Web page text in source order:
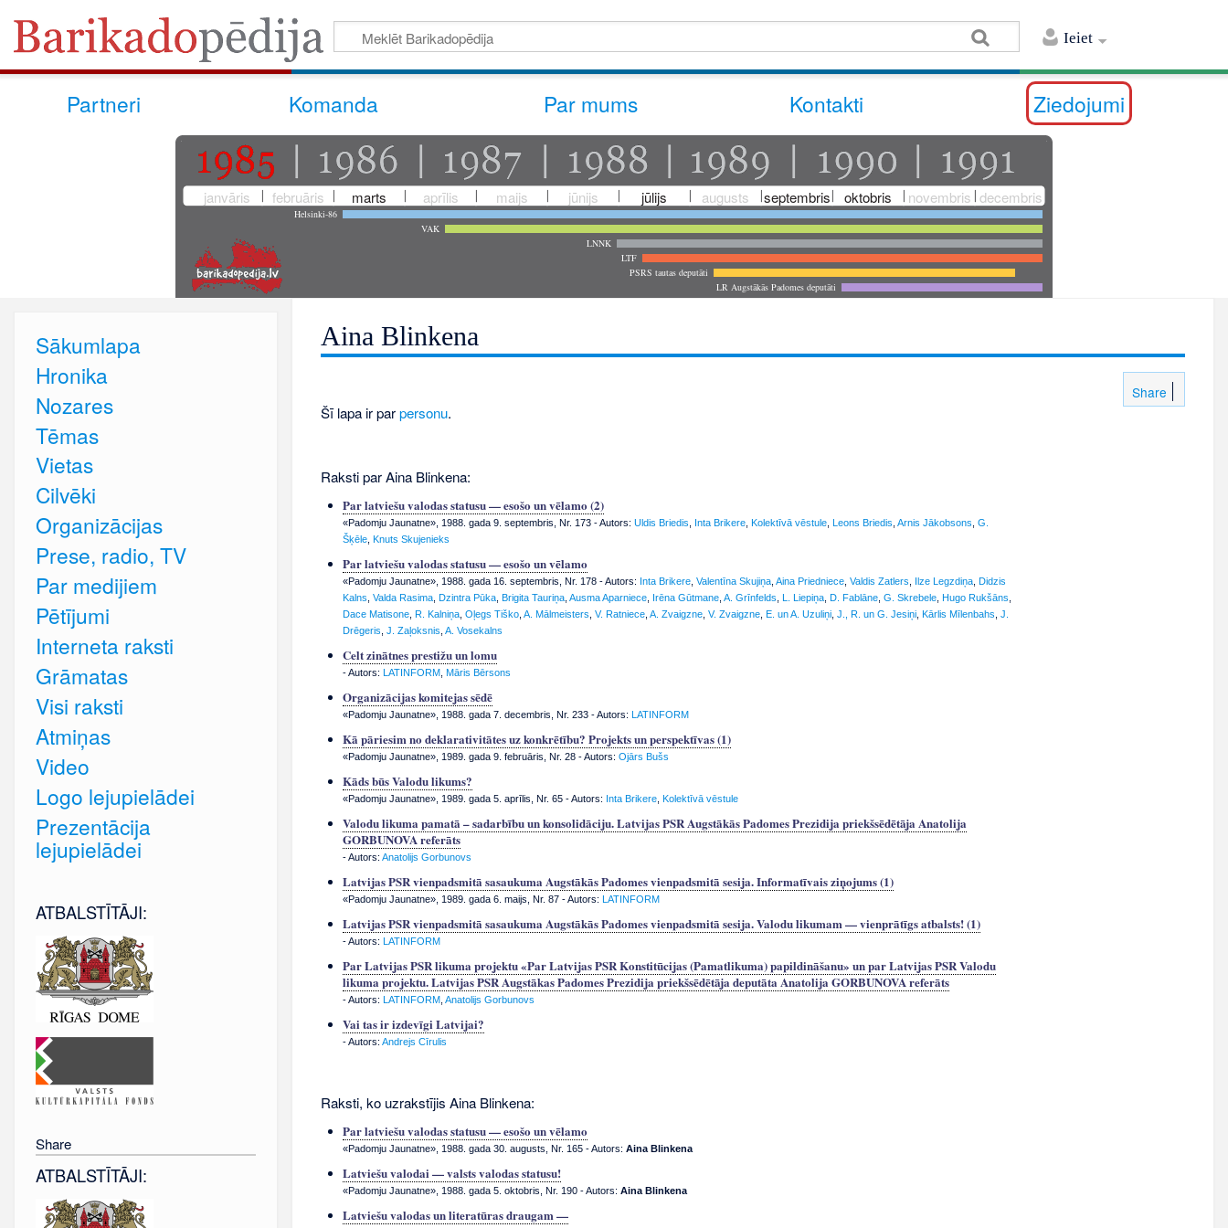
Ieiet
Partneri Komanda Par mums Kontakti Ziedojumi
janvāris februāris marts aprīlis maijs jūnijs jūlijs augusts septembris oktobris novembris decembris
Helsinki-86
VAK
LNNK
LTF
PSRS tautas deputāti
LR Augstākās Padomes deputāti
Aina Blinkena
Share
Šī lapa ir parpersonu.
Raksti par Aina Blinkena:
Par latviešu valodas statusu — esošo un vēlamo (2)
«Padomju Jaunatne», 1988. gada 9. septembris, Nr. 173- Autors: Uldis Briedis Inta Brikere, Kolektīvā vēstule, Leons Briedis Arnis Jākobsons G.
Šķēle, Knuts Skujenieks
Par latviešu valodas statusu — esošo un vēlamo
«Padomju Jaunatne», 1988. gada 16. septembris, Nr. 178- Autors: Inta Brikere, Valentīna Skujiņa, Aina Priedniece, Valdis Zatlers Ilze Legzdiņa, Didzis
Kalns Valda Rasima, Dzintra Pūka, Brigita Tauriņa, Ausma Aparniece, Irēna Gūtmane, A. Grīnfelds L. Liepiņa, D. Fablāne, G. Skrebele, Hugo Rukšāns
Dace Matisone, R. Kalniņa, Oļegs Tiško, A. Mālmeisters V. Ratniece, A. Zvaigzne, V. Zvaigzne, E. un A. Uzuliņi, J., R. un G. Jesiņi, Kārlis Mīlenbahs J.
Drēgeris J. Zaļoksnis A. Vosekalns
Celt zinātnes prestižu un lomu
- Autors: LATINFORM, Māris Bērsons
Organizācijas komitejas sēdē
«Padomju Jaunatne», 1988. gada 7. decembris, Nr. 233- Autors: LATINFORM
Kā pāriesim no deklarativitātes uz konkrētību? Projekts un perspektīvas (1)
«Padomju Jaunatne», 1989. gada 9. februāris, Nr. 28- Autors: Ojārs Bušs
Kāds būs Valodu likums?
«Padomju Jaunatne», 1989. gada 5. aprīlis, Nr. 65- Autors: Inta Brikere, Kolektīvā vēstule
Valodu likuma pamatā – sadarbību un konsolidāciju. Latvijas PSR Augstākās Padomes Prezidija priekšsēdētāja Anatolija
GORBUNOVA referāts
- Autors: Anatolijs Gorbunovs
Latvijas PSR vienpadsmitā sasaukuma Augstākās Padomes vienpadsmitā sesija. Informatīvais ziņojums (1)
«Padomju Jaunatne», 1989. gada 6. maijs, Nr. 87- Autors: LATINFORM
Latvijas PSR vienpadsmitā sasaukuma Augstākās Padomes vienpadsmitā sesija. Valodu likumam — vienprātīgs atbalsts! (1)
- Autors: LATINFORM
Par Latvijas PSR likuma projektu «Par Latvijas PSR Konstitūcijas (Pamatlikuma) papildināšanu» un par Latvijas PSR Valodu
likuma projektu. Latvijas PSR Augstākas Padomes Prezidija priekšsēdētāja deputāta Anatolija GORBUNOVA referāts
- Autors: LATINFORM, Anatolijs Gorbunovs
Vai tas ir izdevīgi Latvijai?
- Autors: Andrejs Cīrulis
Raksti, ko uzrakstījis Aina Blinkena:
Par latviešu valodas statusu — esošo un vēlamo
«Padomju Jaunatne», 1988. gada 30. augusts, Nr. 165- Autors: Aina Blinkena
Latviešu valodai — valsts valodas statusu!
«Padomju Jaunatne», 1988. gada 5. oktobris, Nr. 190- Autors: Aina Blinkena
Latviešu valodas un literatūras draugam —
Sākumlapa
Hronika
Nozares
Tēmas
Vietas
Cilvēki
Organizācijas
Prese, radio, TV
Par medijiem
Pētījumi
Interneta raksti
Grāmatas
Visi raksti
Atmiņas
Video
Logo lejupielādei
Prezentācija
lejupielādei
ATBALSTĪTĀJI:
Share
ATBALSTĪTĀJI: